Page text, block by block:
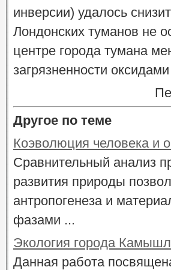
инверсии) удалось
Лондонских туманов не
центре города тумана
загрязненности
Другое по теме
Коэволюция человека и
Сравнительный анализ
развития природы
антропогенеза и
фазами ...
Экология города
Данная работа